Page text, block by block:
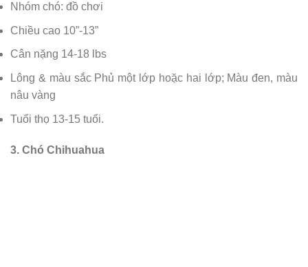
Nhóm chó: đồ chơi
Chiều cao 10”-13”
Cân nặng 14-18 lbs
Lông & màu sắc Phủ một lớp hoặc hai lớp; Màu đen, màu
nâu vàng
Tuổi thọ 13-15 tuổi.
3. Chó Chihuahua